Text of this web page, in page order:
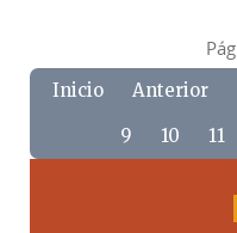
Inicio Anterior
9
10 11